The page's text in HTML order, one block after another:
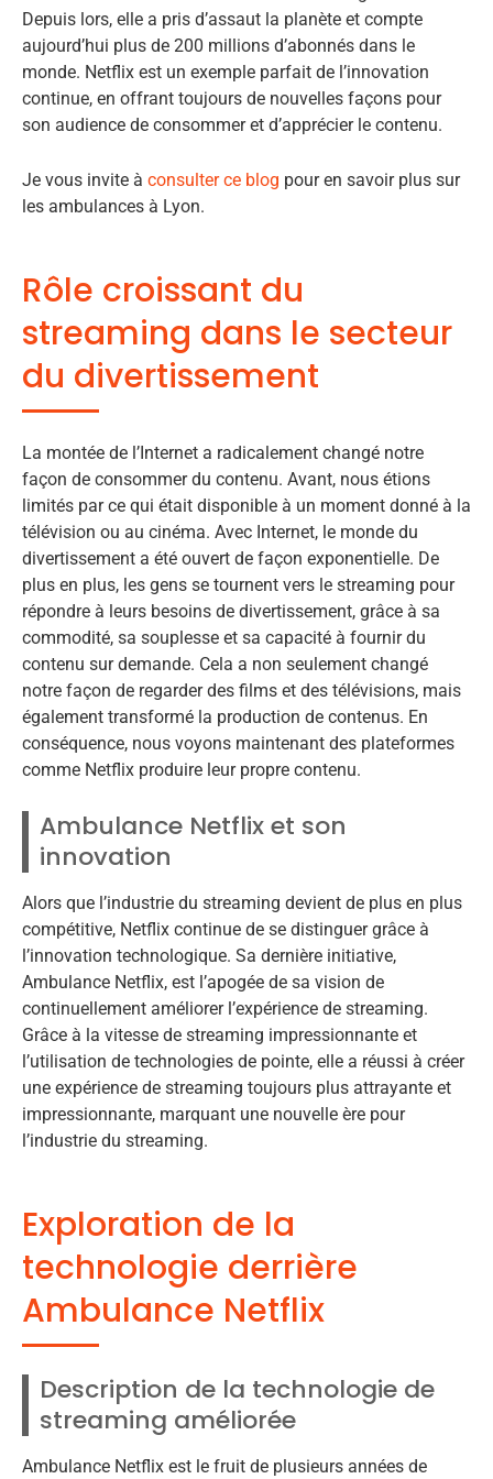
Depuis lors, elle a pris d’assaut la planète et compte
aujourd’hui plus de 200 millions d’abonnés dans le
monde. Netflix est un exemple parfait de l’innovation
continue, en offrant toujours de nouvelles façons pour
son audience de consommer et d’apprécier le contenu.
Je vous invite à consulter ce blog pour en savoir plus sur
les ambulances à Lyon.
Rôle croissant du
streaming dans le secteur
du divertissement
La montée de l’Internet a radicalement changé notre
façon de consommer du contenu. Avant, nous étions
limités par ce qui était disponible à un moment donné à la
télévision ou au cinéma. Avec Internet, le monde du
divertissement a été ouvert de façon exponentielle. De
plus en plus, les gens se tournent vers le streaming pour
répondre à leurs besoins de divertissement, grâce à sa
commodité, sa souplesse et sa capacité à fournir du
contenu sur demande. Cela a non seulement changé
notre façon de regarder des films et des télévisions, mais
également transformé la production de contenus. En
conséquence, nous voyons maintenant des plateformes
comme Netflix produire leur propre contenu.
Ambulance Netflix et son
innovation
Alors que l’industrie du streaming devient de plus en plus
compétitive, Netflix continue de se distinguer grâce à
l’innovation technologique. Sa dernière initiative,
Ambulance Netflix, est l’apogée de sa vision de
continuellement améliorer l’expérience de streaming.
Grâce à la vitesse de streaming impressionnante et
l’utilisation de technologies de pointe, elle a réussi à créer
une expérience de streaming toujours plus attrayante et
impressionnante, marquant une nouvelle ère pour
l’industrie du streaming.
Exploration de la
technologie derrière
Ambulance Netflix
Description de la technologie de
streaming améliorée
Ambulance Netflix est le fruit de plusieurs années de